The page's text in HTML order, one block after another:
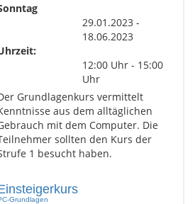
29.01.2023 -
18.06.2023
12:00 Uhr - 15:00
Uhr
Grundlagenkurs vermittelt
aus dem alltäglichen
mit dem Computer. Die
sollten den Kurs der
1 besucht haben.
Grundlagen